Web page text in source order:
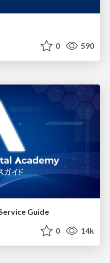
0 590
Guide
0 14k